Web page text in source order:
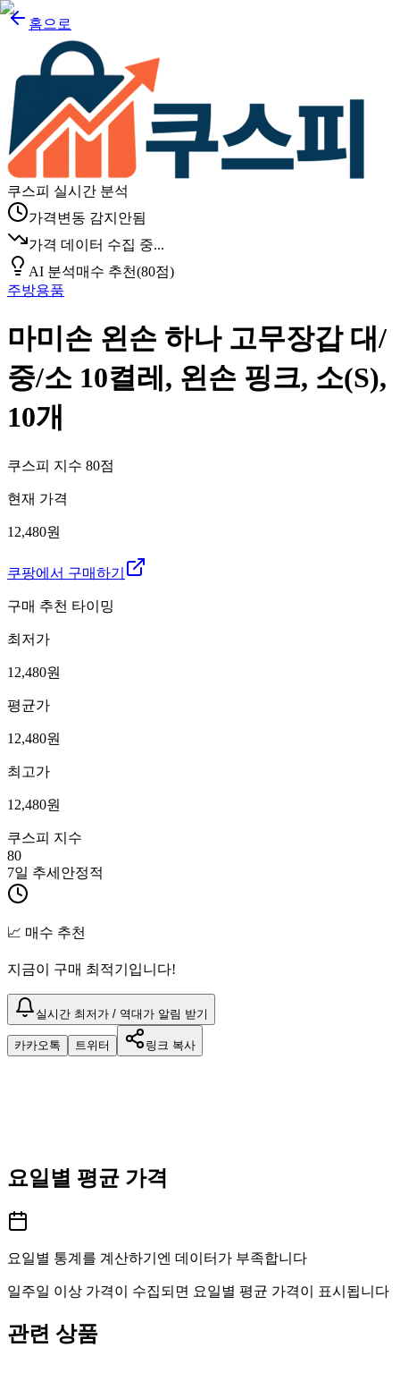
홈으로
쿠스피 실시간 분석
가격변동 감지안됨
가격 데이터 수집 중...
AI 분석매수 추천(80점)
주방용품
마미손 왼손 하나 고무장갑 대/
중/소 10켤레, 왼손 핑크, 소(S),
10개
쿠스피 지수 80점
현재 가격
12,480원
쿠팡에서 구매하기
구매 추천 타이밍
최저가
12,480원
평균가
12,480원
최고가
12,480원
쿠스피 지수
80
7일 추세 안정적
📈 매수 추천
지금이 구매 최적기입니다!
실시간 최저가 / 역대가 알림 받기
카카오톡 트위터 링크 복사
요일별 평균 가격
요일별 통계를 계산하기엔 데이터가 부족합니다
일주일 이상 가격이 수집되면 요일별 평균 가격이 표시됩니다
관련 상품